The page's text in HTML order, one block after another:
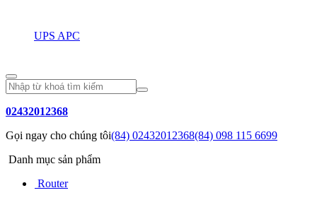
UPS APC
02432012368
Gọi ngay cho chúng tôi(84) 02432012368(84) 098 115 6699
Danh mục sản phẩm
Router